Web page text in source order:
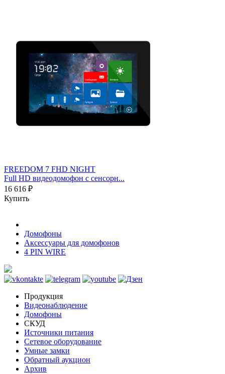
FREEDOM 7 FHD NIGHT
Full HD видеодомофон с сенсорн...
16 616 ₽
Купить
Домофоны
Аксессуары для домофонов
4 PIN WIRE
Продукция
Видеонаблюдение
Домофоны
СКУД
Источники питания
Сетевое оборудование
Умные замки
Обратный аукцион
Архив